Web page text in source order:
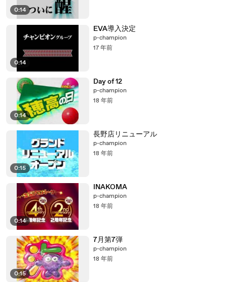
0:14
0:14
EVA導入決定
p-champion
17 年前
0:14
Day of 12
p-champion
18 年前
0:15
長野店リニューアル
p-champion
18 年前
0:14
INAKOMA
p-champion
18 年前
0:15
7月第7弾
p-champion
18 年前